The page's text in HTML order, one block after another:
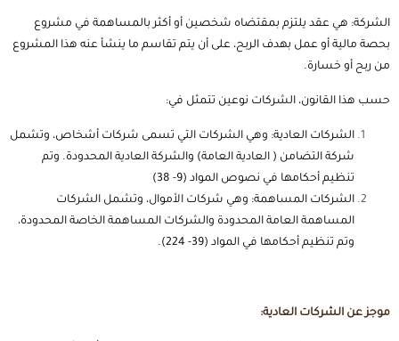
الشركة: هي عقد يلتزم بمقتضاه شخصين أو أكثر بالمساهمة في مشروع
بحصة مالية أو عمل بهدف الربح، على أن يتم تقاسم ما ينشأ عنه هذا المشروع
من ربح أو خسارة.
حسب هذا القانون، الشركات نوعين تتمثل في:
الشركات العادية: وهي الشركات التي تسمى شركات أشخاص، وتشمل
شركة التضامن ( العادية العامة) والشركة العادية المحدودة. وتم
تنظيم أحكامها في نصوص المواد (9- 38)
الشركات المساهمة: وهي شركات الأموال، وتشمل الشركات
المساهمة العامة المحدودة والشركات المساهمة الخاصة المحدودة،
وتم تنظيم أحكامها في المواد (39- 224).
موجز عن الشركات العادية: